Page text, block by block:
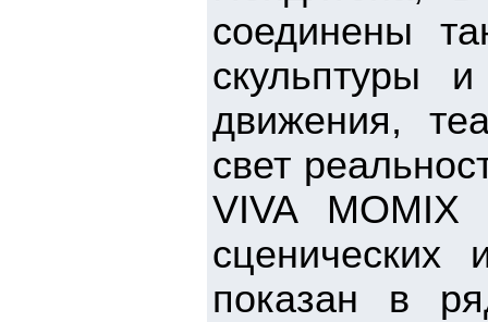
соединены
скульптуры
движения,
свет
VIVA MOMIX
сценических
показан в